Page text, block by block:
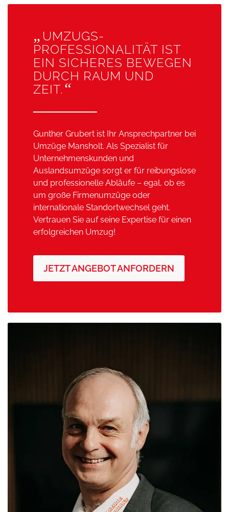
„ UMZUGS­
PROFESSIONALITÄT IST
EIN SICHERES BEWEGEN
DURCH RAUM UND
ZEIT. “
Gunther Grubert ist Ihr Ansprechpartner bei
Umzüge Mansholt. Als Spezialist für
Unternehmenskunden und
Auslandsumzüge sorgt er für reibungslose
und professionelle Abläufe – egal, ob es
um große Firmenumzüge oder
internationale Standortwechsel geht.
Vertrauen Sie auf seine Expertise für einen
erfolgreichen Umzug!
JETZT ANGEBOT ANFORDERN